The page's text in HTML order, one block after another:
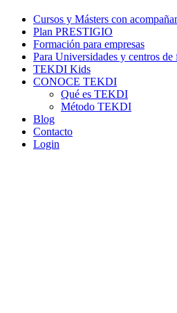
Cursos y Másters con
Plan PRESTIGIO
Formación para empresas
Para Universidades y centros de
TEKDI Kids
CONOCE TEKDI
Qué es TEKDI
Método TEKDI
Blog
Contacto
Login